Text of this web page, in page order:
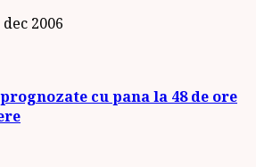
2006
cu pana la 48 de ore